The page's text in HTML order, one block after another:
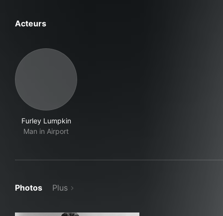
Acteurs
Furley Lumpkin
Man in Airport
Photos Plus